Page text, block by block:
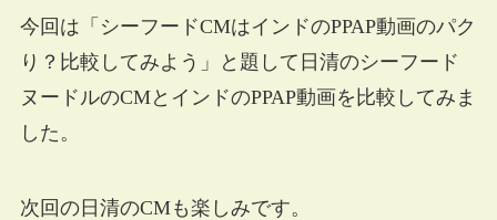
今回は「シーフードCMはインドのPPAP動画のパク
り？比較してみよう」と題して日清のシーフード
ヌードルのCMとインドのPPAP動画を比較してみま
した。
次回の日清のCMも楽しみです。